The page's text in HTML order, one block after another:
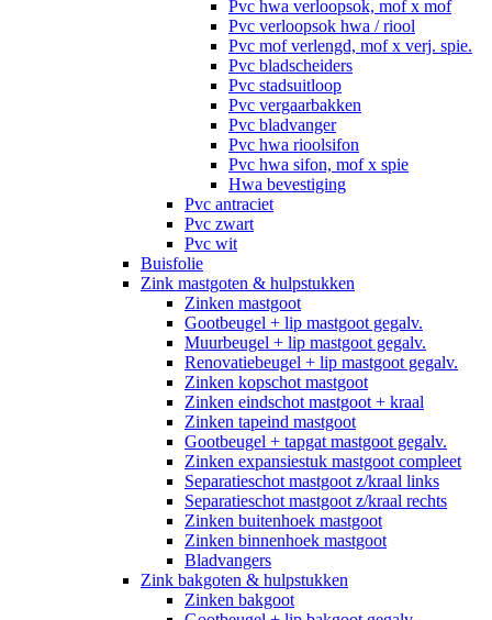
Pvc hwa verloopsok, mof x mof
Pvc verloopsok hwa / riool
Pvc mof verlengd, mof x verj. spie.
Pvc bladscheiders
Pvc stadsuitloop
Pvc vergaarbakken
Pvc bladvanger
Pvc hwa rioolsifon
Pvc hwa sifon, mof x spie
Hwa bevestiging
Pvc antraciet
Pvc zwart
Pvc wit
Buisfolie
Zink mastgoten & hulpstukken
Zinken mastgoot
Gootbeugel + lip mastgoot gegalv.
Muurbeugel + lip mastgoot gegalv.
Renovatiebeugel + lip mastgoot gegalv.
Zinken kopschot mastgoot
Zinken eindschot mastgoot + kraal
Zinken tapeind mastgoot
Gootbeugel + tapgat mastgoot gegalv.
Zinken expansiestuk mastgoot compleet
Separatieschot mastgoot z/kraal links
Separatieschot mastgoot z/kraal rechts
Zinken buitenhoek mastgoot
Zinken binnenhoek mastgoot
Bladvangers
Zink bakgoten & hulpstukken
Zinken bakgoot